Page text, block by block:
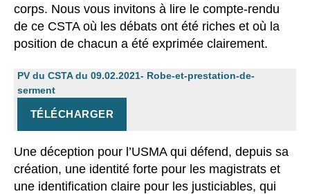
corps. Nous vous invitons à lire le compte-rendu
de ce CSTA où les débats ont été riches et où la
position de chacun a été exprimée clairement.
PV du CSTA du 09.02.2021- Robe-et-prestation-de-
serment
TÉLÉCHARGER
Une déception pour l’USMA qui défend, depuis sa
création, une identité forte pour les magistrats et
une identification claire pour les justiciables, qui